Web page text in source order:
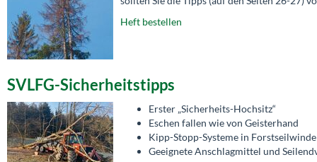
Heft bestellen
SVLFG-Sicherheitstipps
Erster „Sicherheits-Hochsitz“
Eschen fallen wie von Geisterhand
Kipp-Stopp-Systeme in
Geeignete Anschlagmittel und